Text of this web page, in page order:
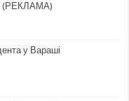
(РЕКЛАМА)
у Вараші